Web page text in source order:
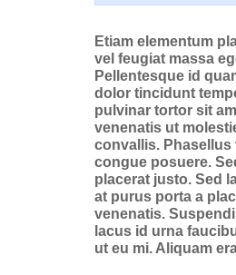
Etiam elementum
vel feugiat massa
Pellentesque id
dolor tincidunt
pulvinar tortor sit
venenatis ut
convallis. Phasellus
congue posuere.
placerat justo. Sed
at purus porta a
venenatis.
lacus id urna
ut eu mi. Aliquam